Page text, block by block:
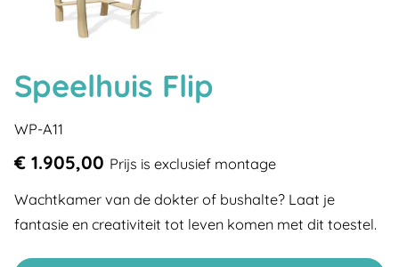
Speelhuis Flip
WP-A11
€ 1.905,00 Prijs is exclusief montage
Wachtkamer van de dokter of bushalte? Laat je
fantasie en creativiteit tot leven komen met dit toestel.